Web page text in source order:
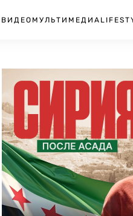
ВИДЕО МУЛЬТИМЕДИА